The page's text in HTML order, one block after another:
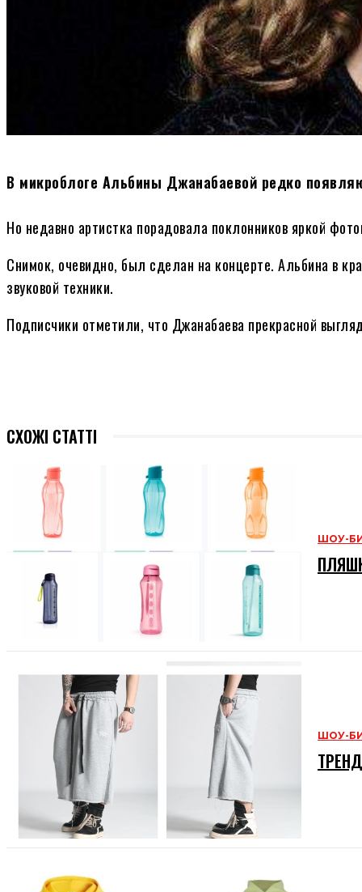
В микроблоге Альбины Джанабаевой редко
Но недавно артистка порадовала поклонников яркой
Снимок, очевидно, был сделан на концерте. Альбина в
звуковой техники.
Подписчики отметили, что Джанабаева прекрасной
СХОЖІ СТАТТІ
ШОУ-
ШОУ-